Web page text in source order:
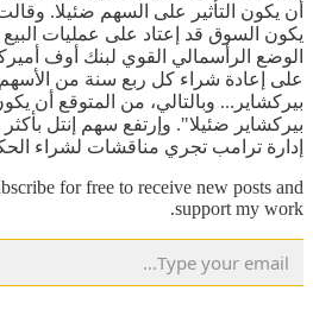
أن يكون التأثير على السهم ضئيلا.
يكون السوق قد إعتاد على عمليات
الوضع الرأسمالي القوي لبنك أوف
على إعادة شراء كل ربع سنة من الأسهم
بيركشاير... وبالتالي، من المتوقع أن
إدارة ترامب تجري مناقشات لشراء
for free to receive new posts and
support my work.